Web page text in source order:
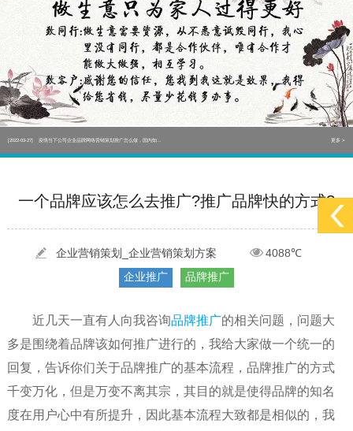
[2022-05-29] 实体门店如何做网络推广吸引客户，实体店网络营销技巧... 更多 >
[2022-05-04] 污水处理设备厂家产品如何做网络推广（污水处理项目网... 更多 >
[2022-03-27] 疫情当下公司企业品牌网络营销策划推广怎么做，国内知... 更多 >
实体门店如何做网络推广吸引客户，实体店网络营销技巧...
更多 >
疫情当下公司企业品牌网络营销策划推广怎么做，国内知...
一个品牌应该怎么去推广?推广品牌快的方式?
企业营销策划_企业营销策划方案
4088℃
企业推广
品牌推广
近几天一直有人向我咨询品牌推广的相关问题，问题大
多是围绕着品牌该如何推广进行的，我给大家做一个统一的
回复，告诉你们关于品牌推广的基本流程，品牌推广的方式
千变万化，但是万变不离其宗，其目的就是使得品牌的知名
度在用户心中有所提升，因此基本流程大致都是相似的，我